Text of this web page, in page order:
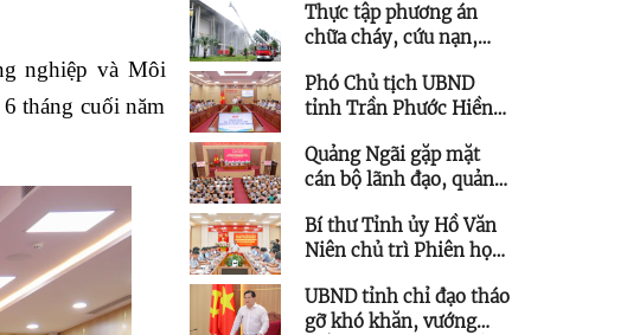
nghiệp và Môi
tháng cuối năm
triển kết cấu hạ tầng
trên địa bàn phía Tây
Thực tập phương án
chữa cháy, cứu nạn,
Hội nghị và Triển lãm
tỉnh Quảng Ngãi
Phó Chủ tịch UBND
tỉnh Trần Phước Hiền
triển khai thực hiện
Nghị quyết 57
Quảng Ngãi gặp mặt
cán bộ lãnh đạo, quản
Thường vụ Tỉnh ủy
quản lý được quy hoạch
Bí thư Tỉnh ủy Hồ Văn
Niên chủ trì Phiên họp
trình trọng điểm
UBND tỉnh chỉ đạo tháo
gỡ khó khăn, vướng